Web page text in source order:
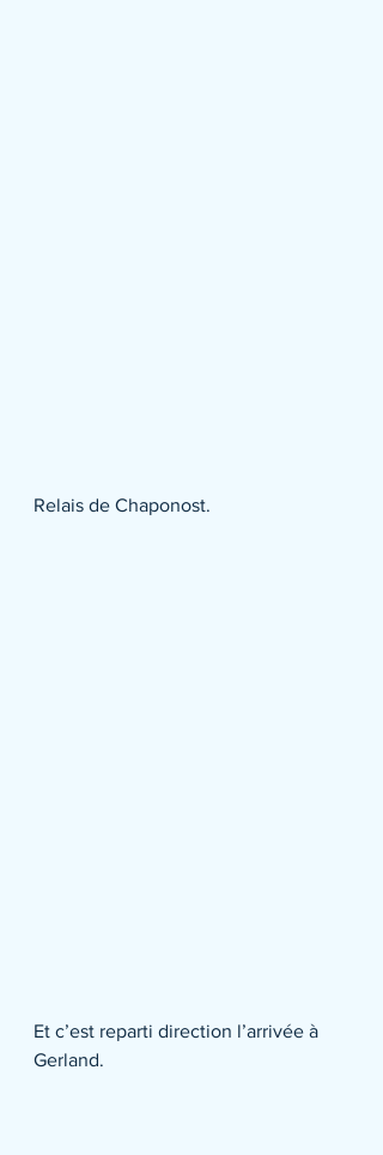
Relais de Chaponost.
Et c’est reparti direction l’arrivée à
Gerland.